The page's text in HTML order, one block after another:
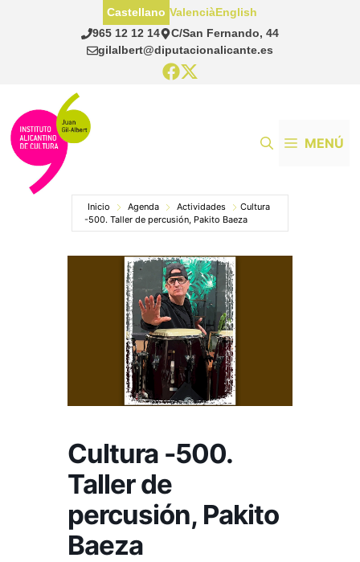
965 12 12 14
C/San Fernando, 44
gilalbert@diputacionalicante.es
Castellano ValenciàEnglish
MENÚ
Inicio Agenda Actividades
Cultura
-500. Taller de percusión, Pakito Baeza
Cultura -500.
Taller de
percusión, Pakito
Baeza